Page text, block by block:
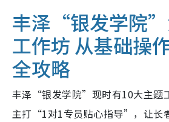
丰泽“银发学院”
工作坊从基础操
全攻略
丰泽“银发学院”现时有10大主题
主打“1对1专员贴心指导”，让长